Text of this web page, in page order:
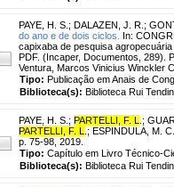
PAYE, H. S. ; DALAZEN, J. R. ;
do ano e de dois ciclos.
In:
capixaba de pesquisa
PDF. (Incaper, Documentos, 289).
Ventura, Marcos Vinicius Winckler
Tipo: Publicação em Anais de
Biblioteca(s): Biblioteca Rui
PAYE, H. S. ; PARTELLI, F. L ;
PARTELLI, F. L
.; ESPINDULA, M.
p. 75-98, 2019.
Tipo: Capítulo em Livro Técnico-
Biblioteca(s): Biblioteca Rui